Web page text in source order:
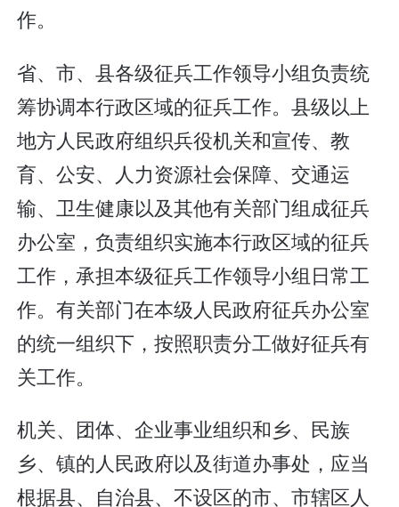
作。
省、市、县各级征兵工作领导小组负责统
筹协调本行政区域的征兵工作。县级以上
地方人民政府组织兵役机关和宣传、教
育、公安、人力资源社会保障、交通运
输、卫生健康以及其他有关部门组成征兵
办公室，负责组织实施本行政区域的征兵
工作，承担本级征兵工作领导小组日常工
作。有关部门在本级人民政府征兵办公室
的统一组织下，按照职责分工做好征兵有
关工作。
机关、团体、企业事业组织和乡、民族
乡、镇的人民政府以及街道办事处，应当
根据县、自治县、不设区的市、市辖区人